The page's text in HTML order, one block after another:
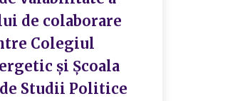
de colaborare
Colegiul
și Școala
Studii Politice